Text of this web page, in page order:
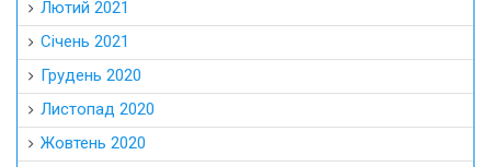
Лютий 2021
Січень 2021
Грудень 2020
Листопад 2020
Жовтень 2020